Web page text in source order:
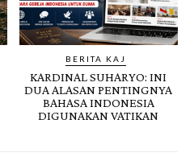
BERITA KAJ
KARDINAL SUHARYO: INI
DUA ALASAN PENTINGNYA
BAHASA INDONESIA
DIGUNAKAN VATIKAN